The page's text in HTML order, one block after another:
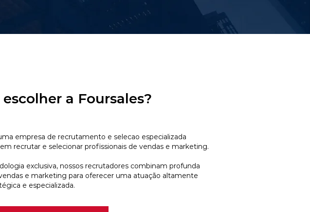
a Foursales?
empresa de recrutamento e selecao especializada
recrutar e selecionar profissionais de vendas e marketing.
exclusiva, nossos recrutadores combinam profunda
e marketing para oferecer uma atuação altamente
e especializada.